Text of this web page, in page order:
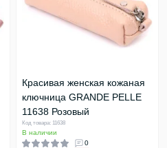
Красивая женская кожаная
ключница GRANDE PELLE
11638 Розовый
Код товара: 11638
В наличии
0